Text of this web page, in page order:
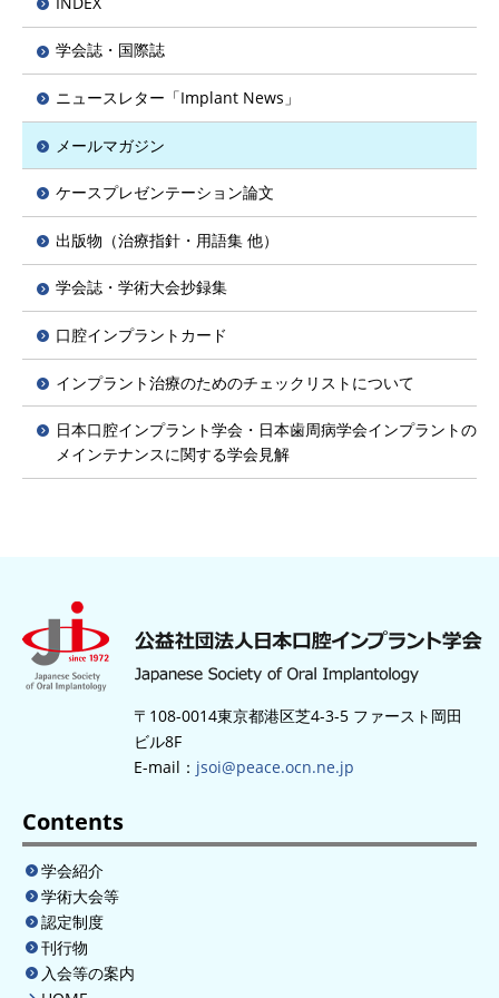
学会誌・国際誌
ニュースレター「Implant News」
メールマガジン
ケースプレゼンテーション論文
出版物（治療指針・用語集 他）
学会誌・学術大会抄録集
口腔インプラントカード
インプラント治療のためのチェックリストについて
日本口腔インプラント学会・日本歯周病学会インプラントの
メインテナンスに関する学会見解
〒108-0014東京都港区芝4-3-5 ファースト岡田
ビル8F
E-mail： jsoi@peace.ocn.ne.jp
Contents
学会紹介
学術大会等
認定制度
刊行物
入会等の案内